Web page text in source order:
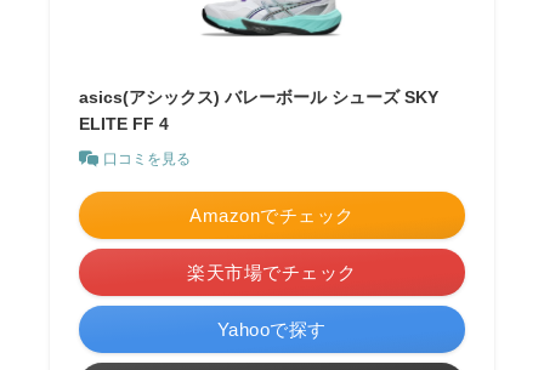
asics(アシックス) バレーボール シューズ SKY
ELITE FF 4
口コミを見る
Amazonでチェック
楽天市場でチェック
Yahooで探す